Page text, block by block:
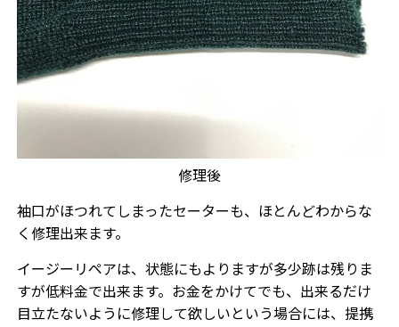
修理後
袖口がほつれてしまったセーターも、ほとんどわからな
く修理出来ます。
イージーリペアは、状態にもよりますが多少跡は残りま
すが低料金で出来ます。お金をかけてでも、出来るだけ
目立たないように修理して欲しいという場合には、提携